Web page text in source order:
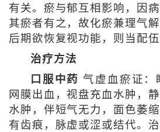
有关。瘀与郁互相影响，因
其瘀者有之，故化瘀兼理气
后期欲恢复视功能，则当配伍
治疗方法
口服中药 气虚血瘀证：
网膜出血，视盘充血水肿，
水肿，伴短气无力，面色萎
有齿痕，脉虚或涩或结代。